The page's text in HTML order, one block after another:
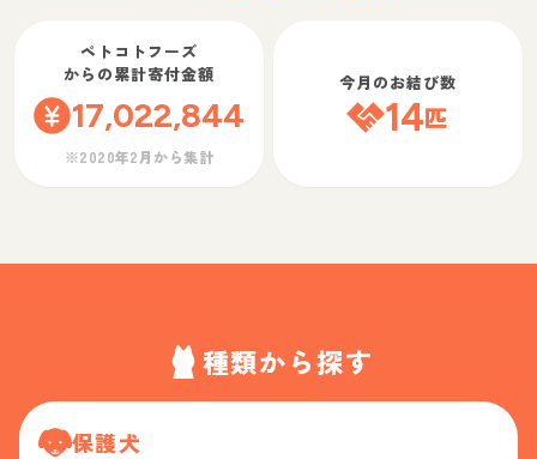
ペトコトフーズ
からの累計寄付金額
17,022,844
※2020年2月から集計
今月のお結び数
14匹
種類から探す
保護犬